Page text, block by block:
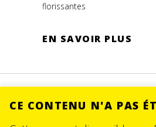
CE CONTENU N'A PAS
florissantes
EN SAVOIR PLUS